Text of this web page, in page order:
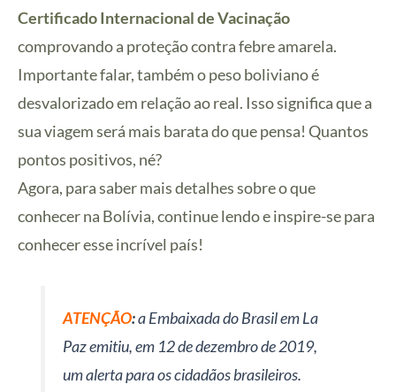
Certificado Internacional de Vacinação
comprovando a proteção contra febre amarela.
Importante falar, também o peso boliviano é
desvalorizado em relação ao real. Isso significa que a
sua viagem será mais barata do que pensa! Quantos
pontos positivos, né?
Agora, para saber mais detalhes sobre o que
conhecer na Bolívia, continue lendo e inspire-se para
conhecer esse incrível país!
ATENÇÃO:a Embaixada do Brasil em La
Paz emitiu, em 12 de dezembro de 2019,
um alerta para os cidadãos brasileiros.